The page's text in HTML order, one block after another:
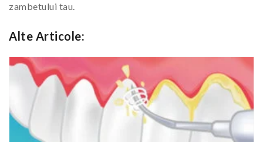
zambetului tau.
Alte Articole: